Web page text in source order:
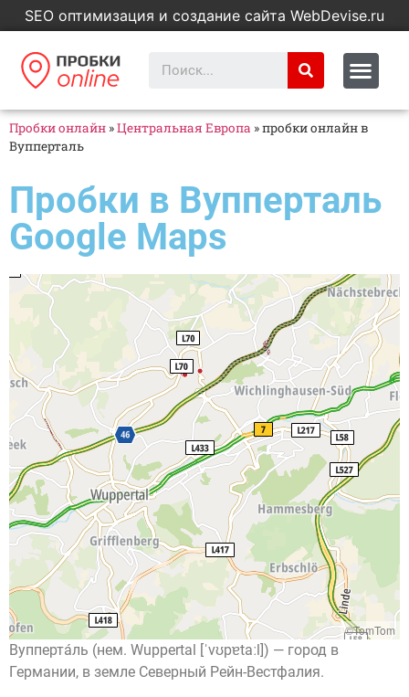
SEO оптимизация и создание сайта WebDevise.ru
Пробки онлайн »Центральная Европа »пробки онлайн в
Вупперталь
Пробки в Вупперталь
Google Maps
©TomTom
Вупперта́ль (нем. Wuppertal [ˈvʊpɐtaːl]) — город в
Германии, в земле Северный Рейн-Вестфалия.